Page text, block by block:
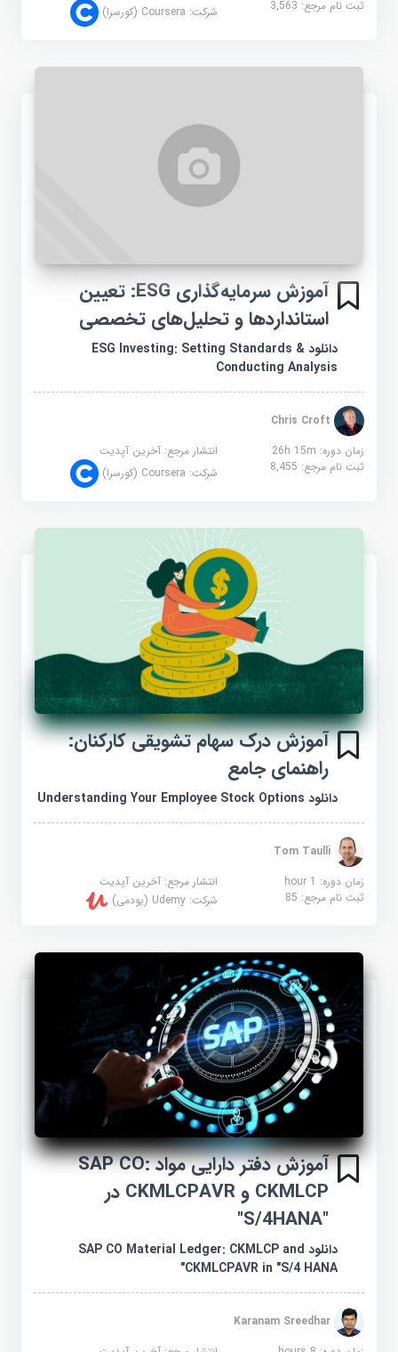
ثبت نام مرجع:3,563 شرکت:Coursera (کورسرا)
آموزش سرمایه‌گذاری ESG: تعیین
استانداردها و تحلیل‌های تخصصی
دانلود ESG Investing: Setting Standards &
Conducting Analysis
Chris Croft
زمان دوره: 26h 15m
انتشار مرجع:آخرین آپدیت
ثبت نام مرجع:8,455 شرکت:Coursera (کورسرا)
آموزش درک سهام تشویقی کارکنان:
راهنمای جامع
دانلود Understanding Your Employee Stock Options
Tom Taulli
زمان دوره: 1 hour
انتشار مرجع:آخرین آپدیت
ثبت نام مرجع:85 شرکت:Udemy (یودمی)
آموزش دفتر دارایی مواد SAP CO:
CKMLCP و CKMLCPAVR در
دانلود SAP CO Material Ledger: CKMLCP and
CKMLCPAVR in "S/4 HANA"
Karanam Sreedhar